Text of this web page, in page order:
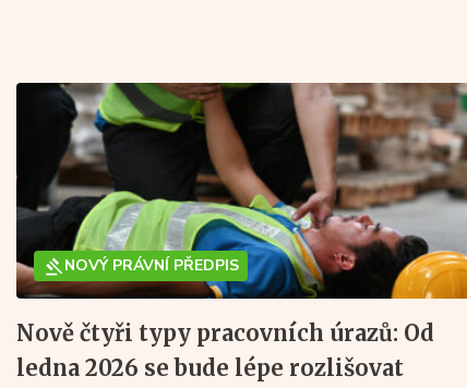
NOVÝ PRÁVNÍ PŘEDPIS
Nově čtyři typy pracovních úrazů: Od
ledna 2026 se bude lépe rozlišovat